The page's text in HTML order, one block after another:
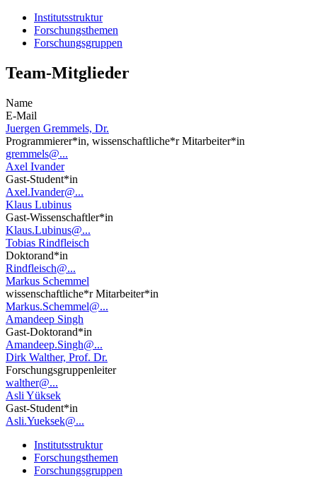
Institutsstruktur
Forschungsthemen
Forschungsgruppen
Team-Mitglieder
Name
E-Mail
Juergen Gremmels, Dr.
Programmierer*in, wissenschaftliche*r Mitarbeiter*in
gremmels@...
Axel Ivander
Gast-Student*in
Axel.Ivander@...
Klaus Lubinus
Gast-Wissenschaftler*in
Klaus.Lubinus@...
Tobias Rindfleisch
Doktorand*in
Rindfleisch@...
Markus Schemmel
wissenschaftliche*r Mitarbeiter*in
Markus.Schemmel@...
Amandeep Singh
Gast-Doktorand*in
Amandeep.Singh@...
Dirk Walther, Prof. Dr.
Forschungsgruppenleiter
walther@...
Asli Yüksek
Gast-Student*in
Asli.Yueksek@...
Institutsstruktur
Forschungsthemen
Forschungsgruppen